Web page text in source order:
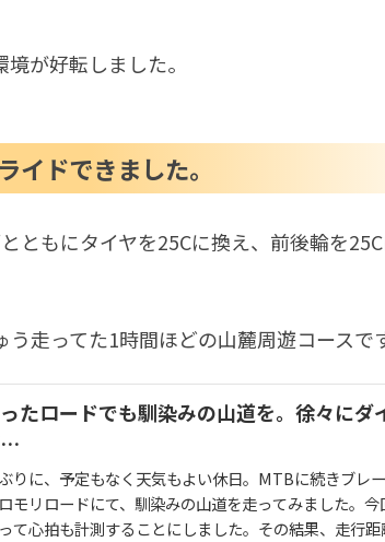
が好転しました。
イドできました。
ともにタイヤを25Cに換え、前後輪を
走ってた1時間ほどの山麓周遊コースで
たロードでも馴染みの山道を。徐々にダ
…
りに、予定もなく天気もよい休日。MTBに続きブレ
モリロードにて、馴染みの山道を走ってみました。今
て心拍も計測することにしました。その結果、走行距